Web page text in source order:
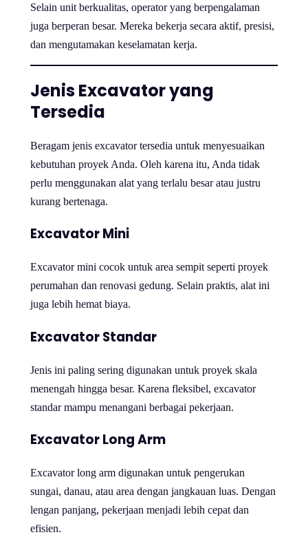
Selain unit berkualitas, operator yang berpengalaman
juga berperan besar. Mereka bekerja secara aktif, presisi,
dan mengutamakan keselamatan kerja.
Jenis Excavator yang
Tersedia
Beragam jenis excavator tersedia untuk menyesuaikan
kebutuhan proyek Anda. Oleh karena itu, Anda tidak
perlu menggunakan alat yang terlalu besar atau justru
kurang bertenaga.
Excavator Mini
Excavator mini cocok untuk area sempit seperti proyek
perumahan dan renovasi gedung. Selain praktis, alat ini
juga lebih hemat biaya.
Excavator Standar
Jenis ini paling sering digunakan untuk proyek skala
menengah hingga besar. Karena fleksibel, excavator
standar mampu menangani berbagai pekerjaan.
Excavator Long Arm
Excavator long arm digunakan untuk pengerukan
sungai, danau, atau area dengan jangkauan luas. Dengan
lengan panjang, pekerjaan menjadi lebih cepat dan
efisien.